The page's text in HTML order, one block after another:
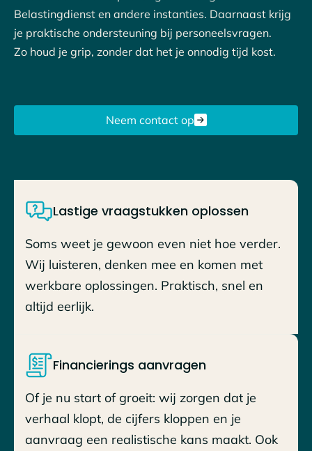
Belastingdienst en andere instanties. Daarnaast krijg
je praktische ondersteuning bij personeelsvragen.
Zo houd je grip, zonder dat het je onnodig tijd kost.
Neem contact op
Lastige vraagstukken oplossen
Soms weet je gewoon even niet hoe verder.
Wij luisteren, denken mee en komen met
werkbare oplossingen. Praktisch, snel en
altijd eerlijk.
Financierings aanvragen
Of je nu start of groeit: wij zorgen dat je
verhaal klopt, de cijfers kloppen en je
aanvraag een realistische kans maakt. Ook